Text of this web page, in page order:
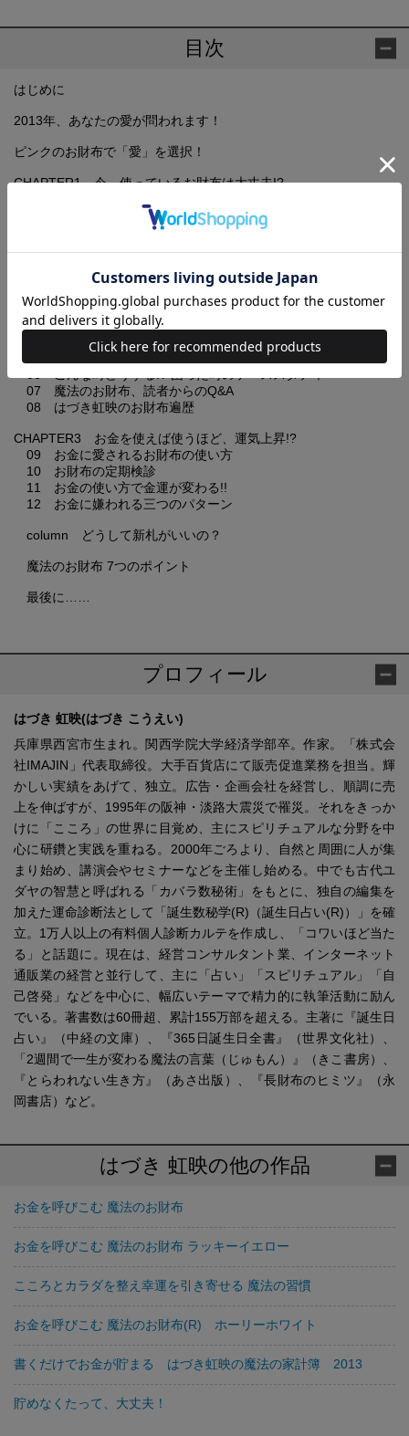
目次
はじめに
2013年、あなたの愛が問われます！
ピンクのお財布で「愛」を選択！
CHAPTER1 今、使っているお財布は大丈夫!?
01 お金の悩みがある人の特徴は？
column 紙幣と硬貨の違いって？
CHAPTER2 思い切って、お財布を新しく！
04 お財布を買う時の心構えとは
05 機能と開運のバランスの取り方
07 魔法のお財布、読者からのQ&A
08 はづき虹映のお財布遍歴
CHAPTER3 お金を使えば使うほど、運気上昇!?
09 お金に愛されるお財布の使い方
10 お財布の定期検診
11 お金の使い方で金運が変わる!!
12 お金に嫌われる三つのパターン
column どうして新札がいいの？
魔法のお財布 7つのポイント
最後に……
プロフィール
はづき 虹映(はづき こうえい)
兵庫県西宮市生まれ。関西学院大学経済学部卒。作家。「株式会
社IMAJIN」代表取締役。大手百貨店にて販売促進業務を担当。輝
かしい実績をあげて、独立。広告・企画会社を経営し、順調に売
上を伸ばすが、1995年の阪神・淡路大震災で罹災。それをきっか
けに「こころ」の世界に目覚め、主にスピリチュアルな分野を中
心に研鑽と実践を重ねる。2000年ごろより、自然と周囲に人が集
まり始め、講演会やセミナーなどを主催し始める。中でも古代ユ
ダヤの智慧と呼ばれる「カバラ数秘術」をもとに、独自の編集を
加えた運命診断法として「誕生数秘学(R)（誕生日占い(R)）」を確
立。1万人以上の有料個人診断カルテを作成し、「コワいほど当た
る」と話題に。現在は、経営コンサルタント業、インターネット
通販業の経営と並行して、主に「占い」「スピリチュアル」「自
己啓発」などを中心に、幅広いテーマで精力的に執筆活動に励ん
でいる。著書数は60冊超、累計155万部を超える。主著に『誕生日
占い』（中経の文庫）、『365日誕生日全書』（世界文化社）、
「2週間で一生が変わる魔法の言葉（じゅもん）』（きこ書房）、
『とらわれない生き方』（あさ出版）、『長財布のヒミツ』（永
岡書店）など。
はづき 虹映の他の作品
お金を呼びこむ 魔法のお財布
お金を呼びこむ 魔法のお財布 ラッキーイエロー
こころとカラダを整え幸運を引き寄せる 魔法の習慣
お金を呼びこむ 魔法のお財布(R) ホーリーホワイト
書くだけでお金が貯まる はづき虹映の魔法の家計簿 2013
貯めなくたって、大丈夫！